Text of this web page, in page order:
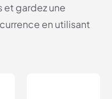
et gardez une
en utilisant